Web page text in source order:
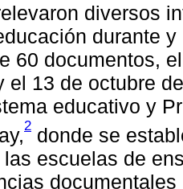
diversos
durante
60 documentos,
el 13 de octubre
educativo y
2 donde se
las escuelas de